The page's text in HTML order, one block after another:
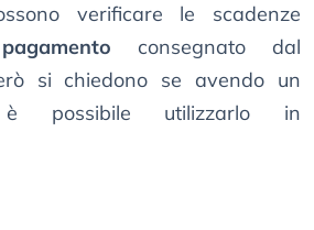
verificare le scadenze
consegnato dal
si chiedono se avendo un
possibile utilizzarlo in